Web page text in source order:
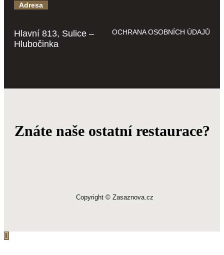
Adresa
Hlavní 813, Sulice –
Hlubočinka
OCHRANA OSOBNÍCH ÚDAJŮ
Znáte naše ostatní restaurace?
Copyright © Zasaznova.cz